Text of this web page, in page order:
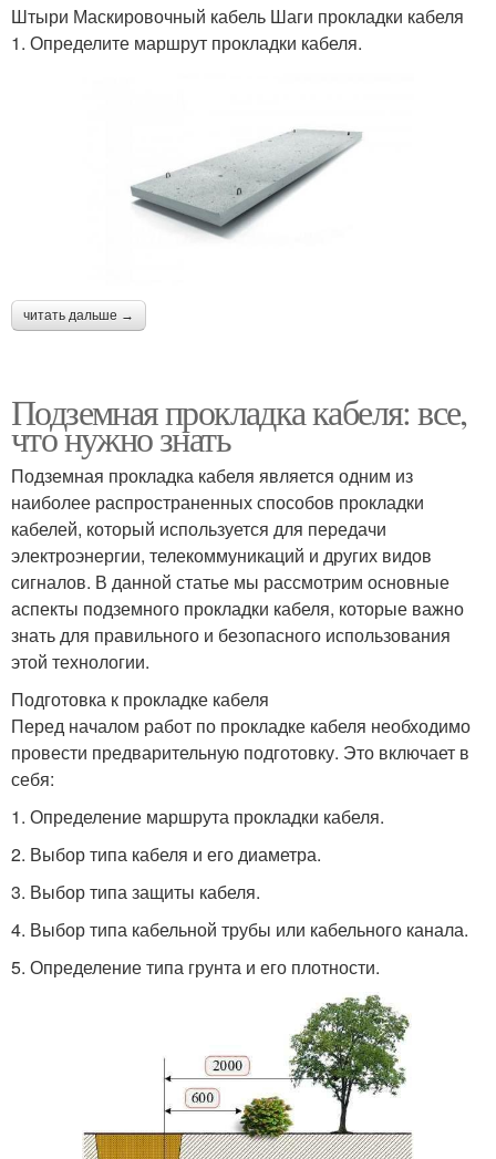
Штыри Маскировочный кабель Шаги прокладки кабеля
1. Определите маршрут прокладки кабеля.
читать дальше →
Подземная прокладка кабеля: все,
что нужно знать
Подземная прокладка кабеля является одним из
наиболее распространенных способов прокладки
кабелей, который используется для передачи
электроэнергии, телекоммуникаций и других видов
сигналов. В данной статье мы рассмотрим основные
аспекты подземного прокладки кабеля, которые важно
знать для правильного и безопасного использования
этой технологии.
Подготовка к прокладке кабеля
Перед началом работ по прокладке кабеля необходимо
провести предварительную подготовку. Это включает в
себя:
1. Определение маршрута прокладки кабеля.
2. Выбор типа кабеля и его диаметра.
3. Выбор типа защиты кабеля.
4. Выбор типа кабельной трубы или кабельного канала.
5. Определение типа грунта и его плотности.